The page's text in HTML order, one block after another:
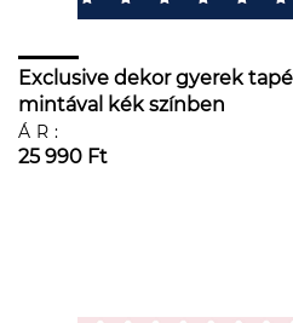
Exclusive dekor gyerek
mintával kék színben
ÁR:
25 990 Ft